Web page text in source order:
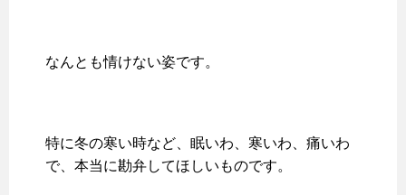
なんとも情けない姿です。
特に冬の寒い時など、眠いわ、寒いわ、痛いわ
で、本当に勘弁してほしいものです。